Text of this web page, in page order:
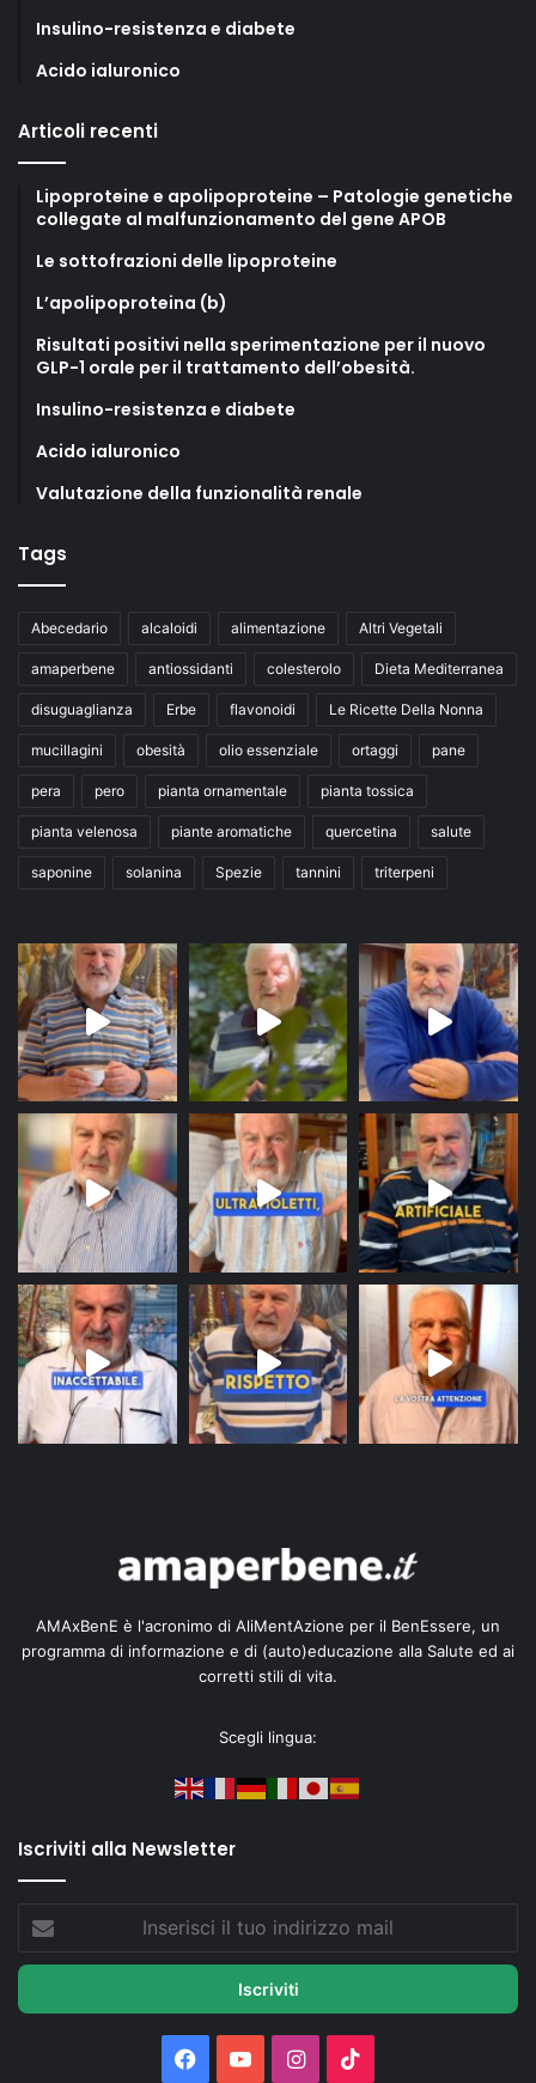
Insulino-resistenza e diabete
Acido ialuronico
Articoli recenti
Lipoproteine e apolipoproteine – Patologie genetiche
collegate al malfunzionamento del gene APOB
Le sottofrazioni delle lipoproteine
L’apolipoproteina (b)
Risultati positivi nella sperimentazione per il nuovo
GLP-1 orale per il trattamento dell’obesità.
Insulino-resistenza e diabete
Acido ialuronico
Valutazione della funzionalità renale
Tags
Abecedario alcaloidi alimentazione Altri Vegetali
amaperbene antiossidanti colesterolo Dieta Mediterranea
disuguaglianza Erbe flavonoidi Le Ricette Della Nonna
mucillagini obesità olio essenziale ortaggi pane
pera pero pianta ornamentale pianta tossica
pianta velenosa piante aromatiche quercetina salute
saponine solanina Spezie tannini triterpeni
AMAxBenE è l'acronimo di AliMentAzione per il BenEssere, un
programma di informazione e di (auto)educazione alla Salute ed ai
corretti stili di vita.
Scegli lingua:
Iscriviti alla Newsletter
tuo
mail
Facebook
You Instagram